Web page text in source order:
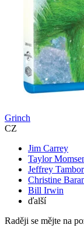
Grinch
CZ
Jim Carrey
Taylor
Jeffrey Tambor
Christine
Bill Irwin
ďalší
Raději se mějte na